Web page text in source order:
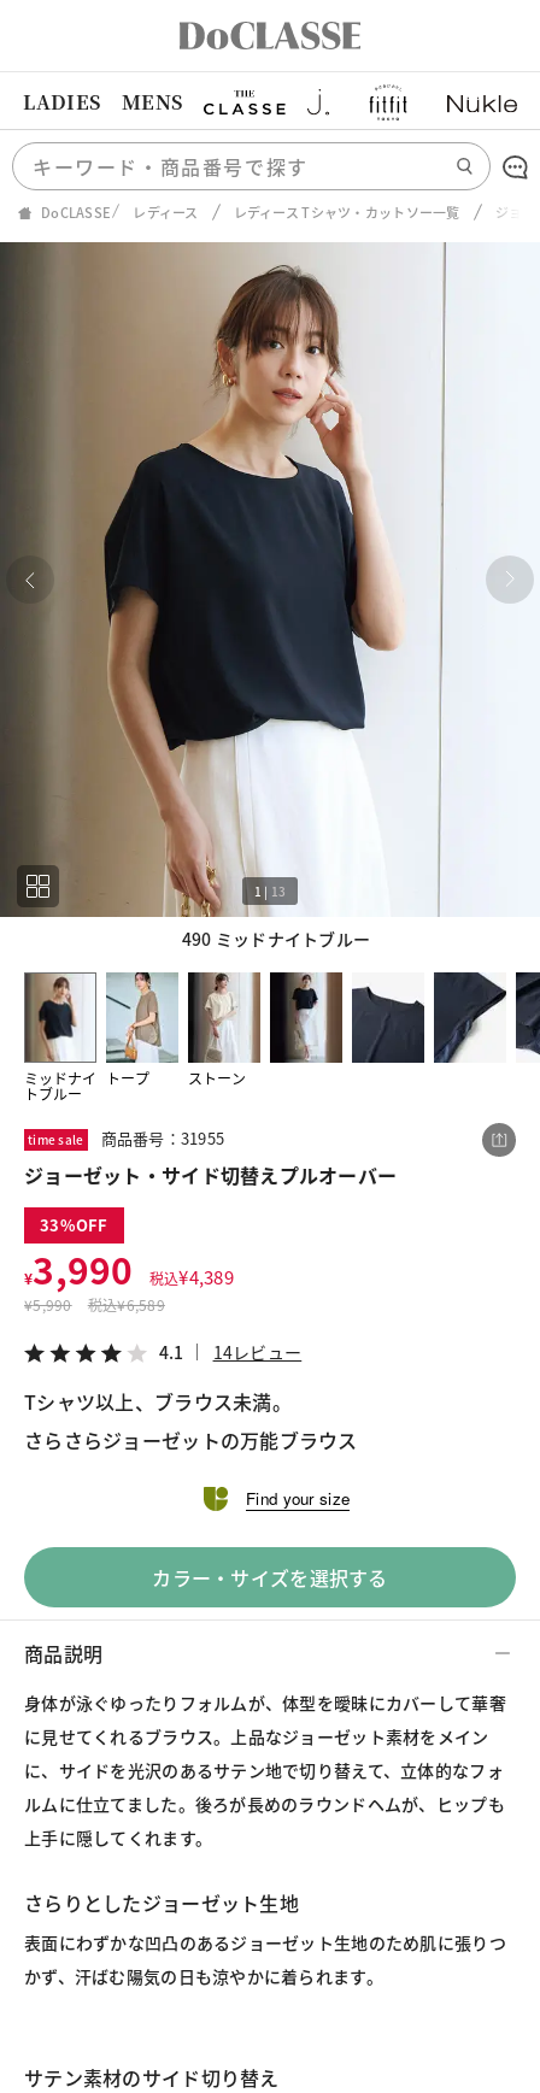
LADIES MENS
DoCLASSE レディース レディース Tシャツ・カットソー一覧 ジョ
490 ミッドナイトブルー
1 | 13
ミッドナイ
トブルー
トープ ストーン
time sale 商品番号：31955
ジョーゼット・サイド切替えプルオーバー
33
¥3,990 税込¥4,389
¥5,990 税込¥6,589
4.1 14レビュー
Tシャツ以上、ブラウス未満。
さらさらジョーゼットの万能ブラウス
Find your size
カラー・サイズを選択する
商品説明
身体が泳ぐゆったりフォルムが、体型を曖昧にカバーして華奢
に見せてくれるブラウス。上品なジョーゼット素材をメイン
に、サイドを光沢のあるサテン地で切り替えて、立体的なフォ
ルムに仕立てました。後ろが長めのラウンドヘムが、ヒップも
上手に隠してくれます。
さらりとしたジョーゼット生地
表面にわずかな凹凸のあるジョーゼット生地のため肌に張りつ
かず、汗ばむ陽気の日も涼やかに着られます。
サテン素材のサイド切り替え
この商品をシェアする
¥3,990
税込¥4,389
LINE X メール